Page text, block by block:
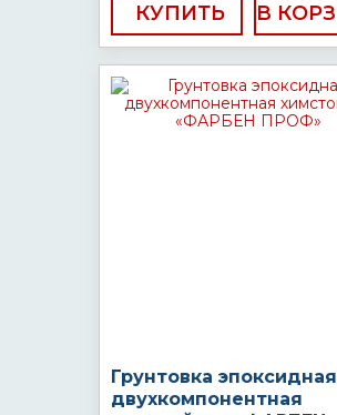
КУПИТЬ
Грунтовка эпоксидная
двухкомпонентная